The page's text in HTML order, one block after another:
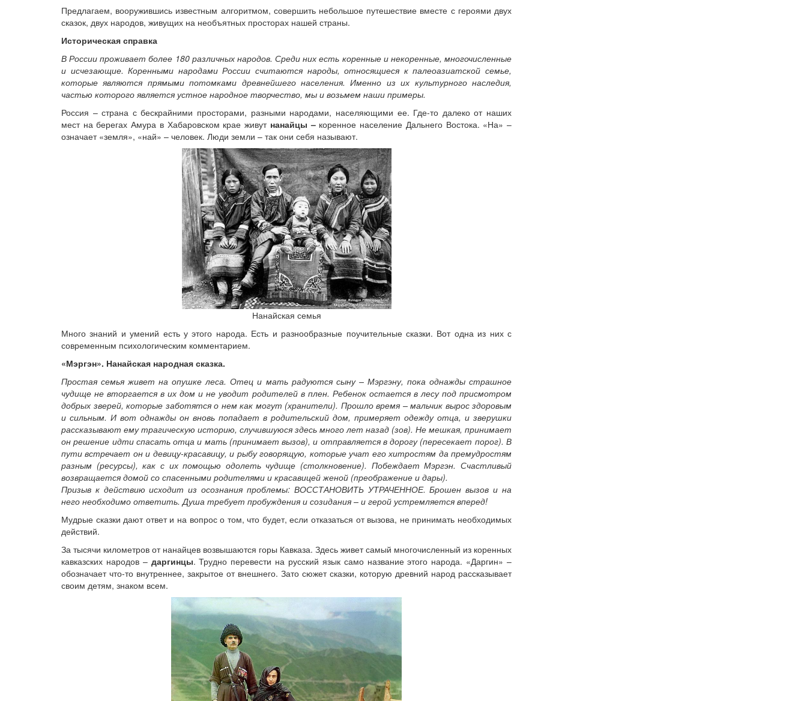
Предлагаем, вооружившись известным алгоритмом, совершить небольшое путешествие вместе с героями двух
сказок, двух народов, живущих на необъятных просторах нашей страны.
Историческая справка
В России проживает более 180 различных народов. Среди них есть коренные и некоренные, многочисленные
и исчезающие. Коренными народами России считаются народы, относящиеся к палеоазиатской семье,
которые являются прямыми потомками древнейшего населения. Именно из их культурного наследия,
частью которого является устное народное творчество, мы и возьмем наши примеры.
Россия – страна с бескрайними просторами, разными народами, населяющими ее. Где-то далеко от наших
мест на берегах Амура в Хабаровском крае живут нанайцы –коренное население Дальнего Востока. «На» –
означает «земля», «най» – человек. Люди земли – так они себя называют.
Нанайская семья
Много знаний и умений есть у этого народа. Есть и разнообразные поучительные сказки. Вот одна из них с
современным психологическим комментарием.
«Мэргэн». Нанайская народная сказка.
Простая семья живет на опушке леса. Отец и мать радуются сыну – Мэргэну, пока однажды страшное
чудище не вторгается в их дом и не уводит родителей в плен. Ребенок остается в лесу под присмотром
добрых зверей, которые заботятся о нем как могут (хранители). Прошло время – мальчик вырос здоровым
и сильным. И вот однажды он вновь попадает в родительский дом, примеряет одежду отца, и зверушки
рассказывают ему трагическую историю, случившуюся здесь много лет назад (зов). Не мешкая, принимает
он решение идти спасать отца и мать (принимает вызов), и отправляется в дорогу (пересекает порог). В
пути встречает он и девицу-красавицу, и рыбу говорящую, которые учат его хитростям да премудростям
разным (ресурсы), как с их помощью одолеть чудище (столкновение). Побеждает Мэргэн. Счастливый
возвращается домой со спасенными родителями и красавицей женой (преображение и дары).
Призыв к действию исходит из осознания проблемы: ВОССТАНОВИТЬ УТРАЧЕННОЕ. Брошен вызов и на
него необходимо ответить. Душа требует пробуждения и созидания – и герой устремляется вперед!
Мудрые сказки дают ответ и на вопрос о том, что будет, если отказаться от вызова, не принимать необходимых
действий.
За тысячи километров от нанайцев возвышаются горы Кавказа. Здесь живет самый многочисленный из коренных
кавказских народов – даргинцы. Трудно перевести на русский язык само название этого народа. «Даргин» –
обозначает что-то внутреннее, закрытое от внешнего. Зато сюжет сказки, которую древний народ рассказывает
своим детям, знаком всем.